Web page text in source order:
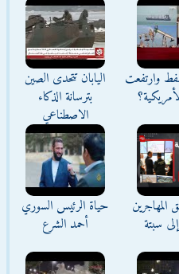
وارتفعت
اليابان تتحدى الصين
بترسانة الذكاء
الاصطناعي
إلى سبتة
حياة الرئيس السوري
أحمد الشرع